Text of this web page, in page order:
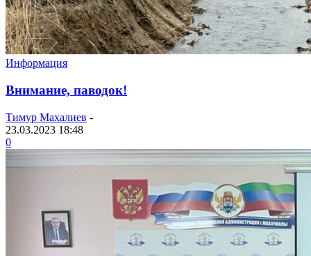
Информация
Внимание, паводок!
Тимур Махалиев -
23.03.2023 18:48
0